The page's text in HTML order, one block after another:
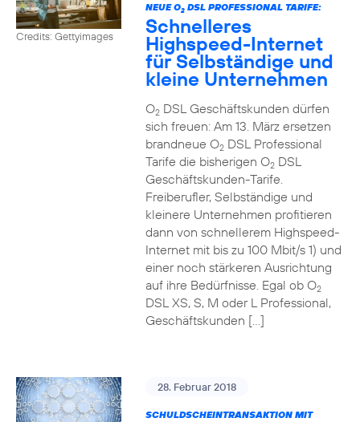
Credits: Gettyimages
NEUE O2DSL PROFESSIONAL TARIFE:
Schnelleres
Highspeed-Internet
für Selbständige und
kleine Unternehmen
O2DSL Geschäftskunden dürfen
sich freuen: Am 13. März ersetzen
brandneue O2DSL Professional
Tarife die bisherigen O2DSL
Geschäftskunden-Tarife.
Freiberufler, Selbständige und
kleinere Unternehmen profitieren
dann von schnellerem Highspeed-
Internet mit bis zu 100 Mbit/s 1) und
einer noch stärkeren Ausrichtung
auf ihre Bedürfnisse. Egal ob O2
DSL XS, S, M oder L Professional,
Geschäftskunden […]
28. Februar 2018
SCHULDSCHEINTRANSAKTION MIT